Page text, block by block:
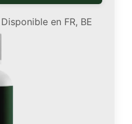
en FR, BE